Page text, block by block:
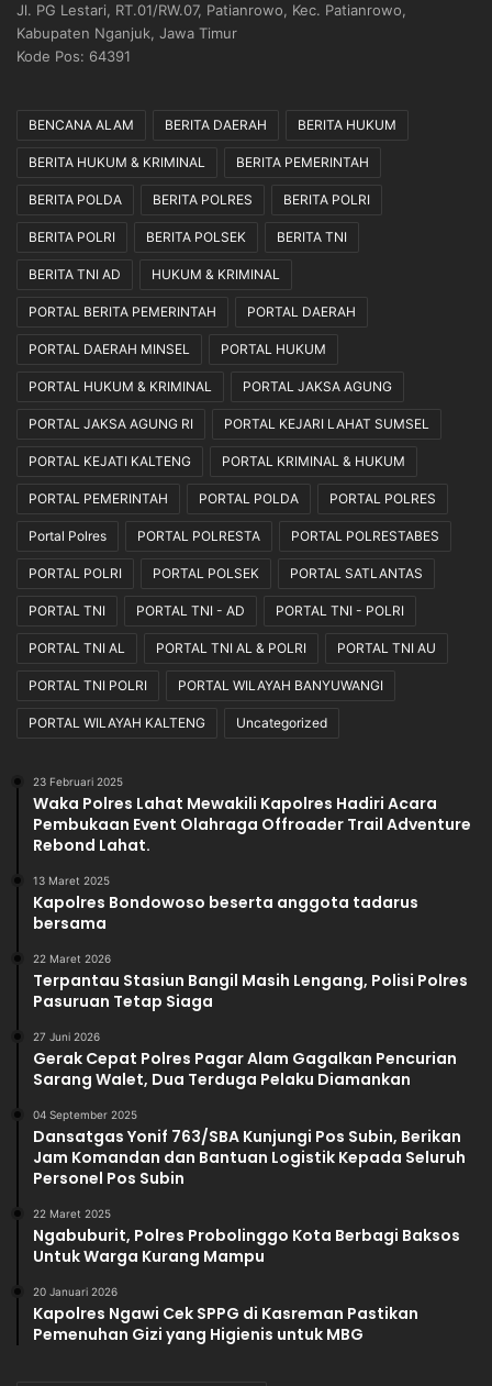
Jl. PG Lestari, RT.01/RW.07, Patianrowo, Kec. Patianrowo,
Kabupaten Nganjuk, Jawa Timur
Kode Pos: 64391
BENCANA ALAM BERITA DAERAH BERITA HUKUM
BERITA HUKUM & KRIMINAL BERITA PEMERINTAH
BERITA POLDA BERITA POLRES BERITA POLRI
BERITA POLRI BERITA POLSEK BERITA TNI
BERITA TNI AD HUKUM & KRIMINAL
PORTAL BERITA PEMERINTAH PORTAL DAERAH
PORTAL DAERAH MINSEL PORTAL HUKUM
PORTAL HUKUM & KRIMINAL PORTAL JAKSA AGUNG
PORTAL JAKSA AGUNG RI PORTAL KEJARI LAHAT SUMSEL
PORTAL KEJATI KALTENG PORTAL KRIMINAL & HUKUM
PORTAL PEMERINTAH PORTAL POLDA PORTAL POLRES
Portal Polres PORTAL POLRESTA PORTAL POLRESTABES
PORTAL POLRI PORTAL POLSEK PORTAL SATLANTAS
PORTAL TNI PORTAL TNI - AD PORTAL TNI - POLRI
PORTAL TNI AL PORTAL TNI AL & POLRI PORTAL TNI AU
PORTAL TNI POLRI PORTAL WILAYAH BANYUWANGI
PORTAL WILAYAH KALTENG Uncategorized
23 Februari 2025
Waka Polres Lahat Mewakili Kapolres Hadiri Acara
Pembukaan Event Olahraga Offroader Trail Adventure
Rebond Lahat.
13 Maret 2025
Kapolres Bondowoso beserta anggota tadarus
bersama
22 Maret 2026
Terpantau Stasiun Bangil Masih Lengang, Polisi Polres
Pasuruan Tetap Siaga
27 Juni 2026
Gerak Cepat Polres Pagar Alam Gagalkan Pencurian
Sarang Walet, Dua Terduga Pelaku Diamankan
04 September 2025
Dansatgas Yonif 763/SBA Kunjungi Pos Subin, Berikan
Jam Komandan dan Bantuan Logistik Kepada Seluruh
Personel Pos Subin
22 Maret 2025
Ngabuburit, Polres Probolinggo Kota Berbagi Baksos
Untuk Warga Kurang Mampu
20 Januari 2026
Kapolres Ngawi Cek SPPG di Kasreman Pastikan
Pemenuhan Gizi yang Higienis untuk MBG